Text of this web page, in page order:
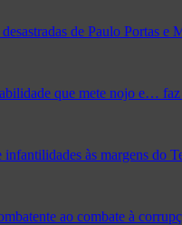
de Paulo Portas e
que mete nojo e…
infantilidades às margens do
ao combate à